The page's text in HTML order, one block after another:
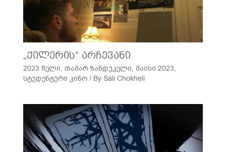
„ქილერის“ არჩევანი
2023 წელი, თამარ ზანდუკელი, მაისი 2023,
სტუდენტური კინო/ By Sali Chokheli